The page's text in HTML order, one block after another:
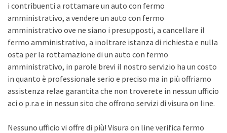
i contribuenti a rottamare un auto con fermo
amministrativo, a vendere un auto con fermo
amministrativo ove ne siano i presupposti, a cancellare il
fermo amministrativo, a inoltrare istanza di richiesta e nulla
osta per la rottamazione di un auto con fermo
amministrativo, in parole brevi il nostro servizio ha un costo
in quanto è professionale serio e preciso ma in più offriamo
assistenza relae garantita che non troverete in nessun ufficio
aci o p.r.a e in nessun sito che offrono servizi di visura on line.
Nessuno ufficio vi offre di più! Visura on line verifica fermo